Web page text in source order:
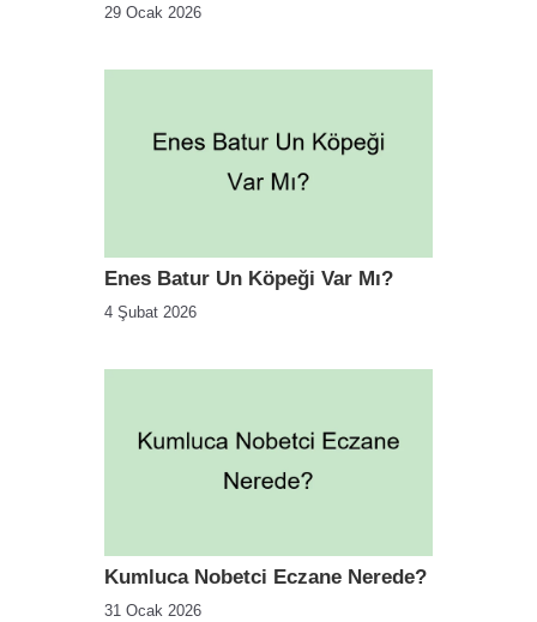
29 Ocak 2026
Enes Batur Un Köpeği Var Mı?
4 Şubat 2026
Kumluca Nobetci Eczane Nerede?
31 Ocak 2026